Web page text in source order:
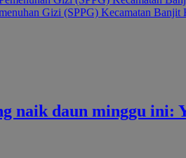
Gizi (SPPG) Kecamatan Banjit
naik daun minggu ini: